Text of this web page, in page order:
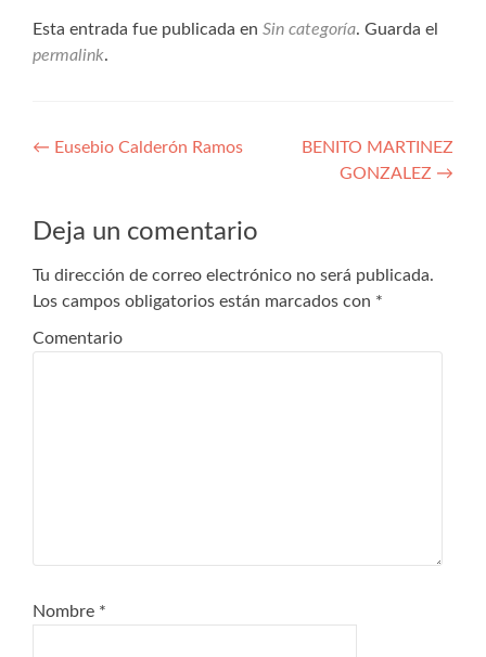
Esta entrada fue publicada en Sin categoría. Guarda el
permalink.
Navegación
entradas
← Eusebio Calderón Ramos
BENITO MARTINEZ
GONZALEZ →
Deja un comentario
Tu dirección de correo electrónico no será publicada.
Los campos obligatorios están marcados con *
Comentario
Nombre *